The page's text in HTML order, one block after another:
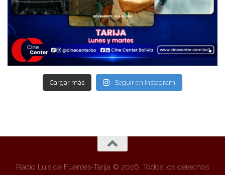
Cargar más Seguir en Instagram
Radio Luis de Fuentes-Tarija © 2026. Todos los derechos